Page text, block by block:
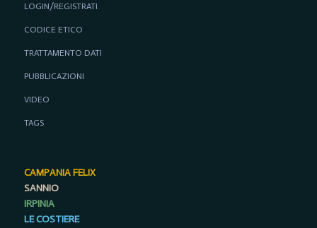
LOGIN/REGISTRATI
CODICE ETICO
TRATTAMENTO DATI
PUBBLICAZIONI
VIDEO
TAGS
CAMPANIA FELIX
SANNIO
IRPINIA
LE COSTIERE